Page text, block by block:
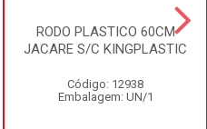
RODO PLASTICO 60CM
JACARE S/C KINGPLASTIC
Código: 12938
Embalagem: UN/1